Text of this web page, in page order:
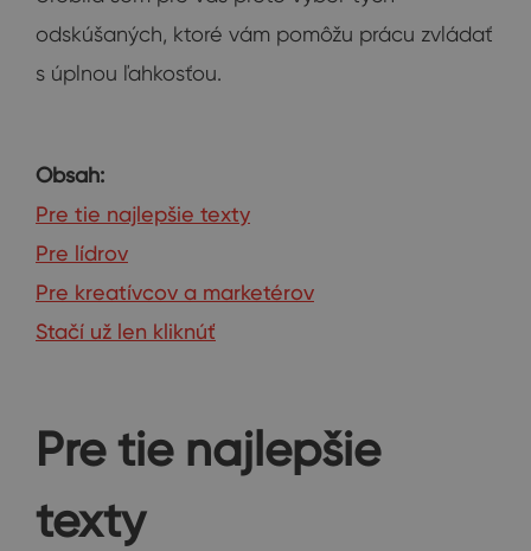
odskúšaných, ktoré vám pomôžu prácu zvládať
s úplnou ľahkosťou.
Obsah:
Pre tie najlepšie texty
Pre lídrov
Pre kreatívcov a marketérov
Stačí už len kliknúť
Pre tie najlepšie
texty